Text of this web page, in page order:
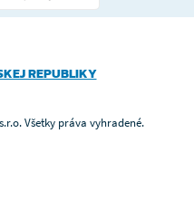
REPUBLIKY
Všetky práva vyhradené.